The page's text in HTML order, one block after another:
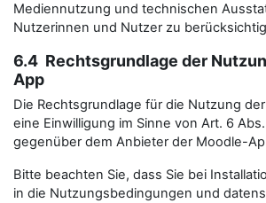
Mediennutzung und technischen
Nutzerinnen und Nutzer zu
6.4 Rechtsgrundlage der
App
Die Rechtsgrundlage für die Nutzung
eine Einwilligung im Sinne von Art. 6
gegenüber dem Anbieter der Moodle-
Bitte beachten Sie, dass Sie bei
in die Nutzungsbedingungen und